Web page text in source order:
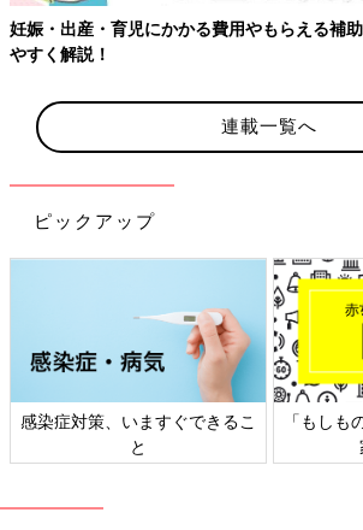
妊娠・出産・育児にかかる費用やもらえる補
やすく解説！
連載一覧へ
ピックアップ
感染症対策、いますぐできるこ
と
「もしも